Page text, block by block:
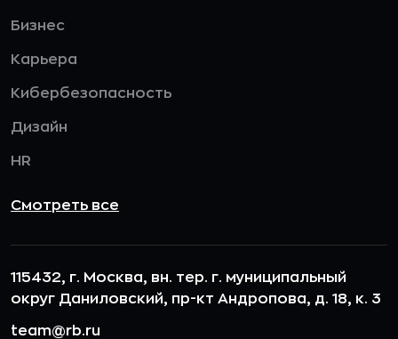
Бизнес
Карьера
Кибербезопасность
Дизайн
HR
Смотреть все
115432, г. Москва, вн. тер. г. муниципальный
округ Даниловский, пр-кт Андропова, д. 18, к. 3
team@rb.ru